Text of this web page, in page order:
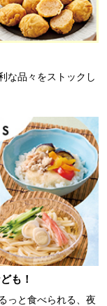
な品々をストックし
も！
っと食べられる、夜